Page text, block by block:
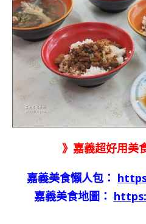
》嘉義超好用美
嘉義美食懶人包：
嘉義美食地圖：